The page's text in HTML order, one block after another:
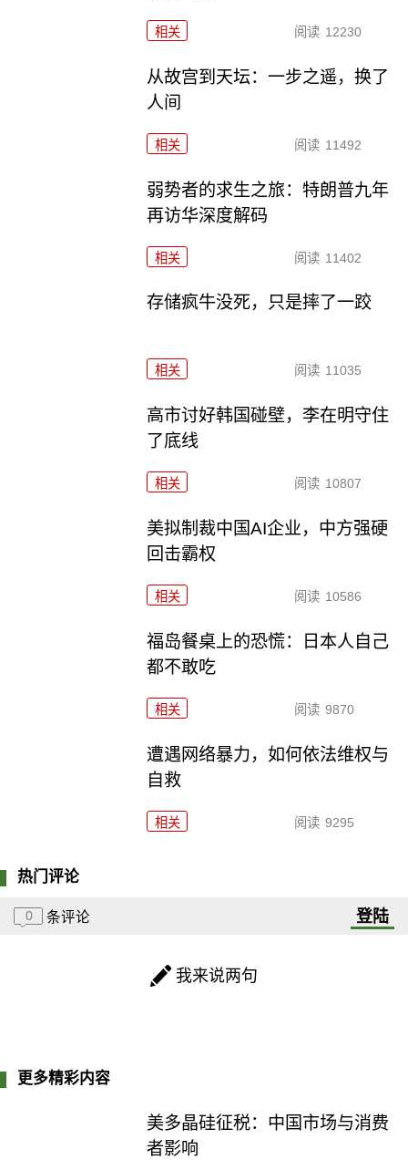
相关 阅读 12230
从故宫到天坛：一步之遥，换了
人间
相关 阅读 11492
弱势者的求生之旅：特朗普九年
再访华深度解码
相关 阅读 11402
存储疯牛没死，只是摔了一跤
相关 阅读 11035
高市讨好韩国碰壁，李在明守住
了底线
相关 阅读 10807
美拟制裁中国AI企业，中方强硬
回击霸权
相关 阅读 10586
福岛餐桌上的恐慌：日本人自己
都不敢吃
相关 阅读 9870
遭遇网络暴力，如何依法维权与
自救
相关 阅读 9295
热门评论
0 条评论 登陆
我来说两句
更多精彩内容
美多晶硅征税：中国市场与消费
者影响